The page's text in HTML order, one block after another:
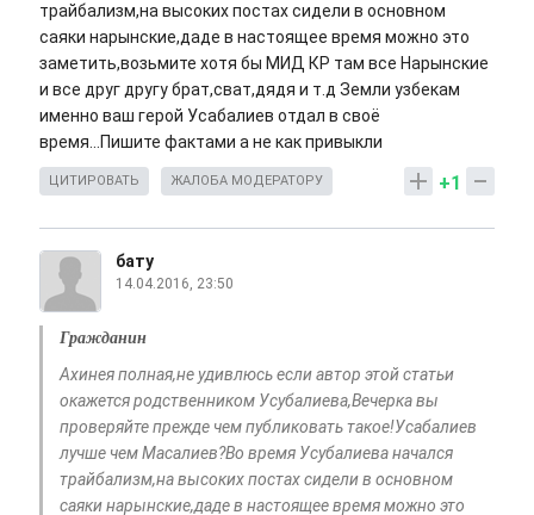
трайбализм,на высоких постах сидели в основном
саяки нарынские,даде в настоящее время можно это
заметить,возьмите хотя бы МИД КР там все Нарынские
и все друг другу брат,сват,дядя и т.д Земли узбекам
именно ваш герой Усабалиев отдал в своё
время...Пишите фактами а не как привыкли
+1
ЦИТИРОВАТЬ ЖАЛОБА МОДЕРАТОРУ
бату
14.04.2016, 23:50
Гражданин
Ахинея полная,не удивлюсь если автор этой статьи
окажется родственником Усубалиева,Вечерка вы
проверяйте прежде чем публиковать такое!Усабалиев
лучше чем Масалиев?Во время Усубалиева начался
трайбализм,на высоких постах сидели в основном
саяки нарынские,даде в настоящее время можно это